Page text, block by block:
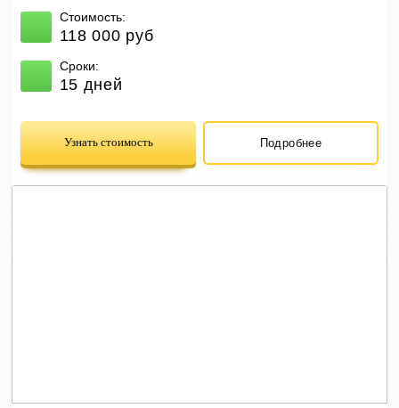
Стоимость:
118 000 руб
Сроки:
15 дней
Узнать стоимость Подробнее